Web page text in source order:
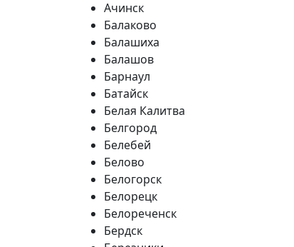
Ачинск
Балаково
Балашиха
Балашов
Барнаул
Батайск
Белая Калитва
Белгород
Белебей
Белово
Белогорск
Белорецк
Белореченск
Бердск